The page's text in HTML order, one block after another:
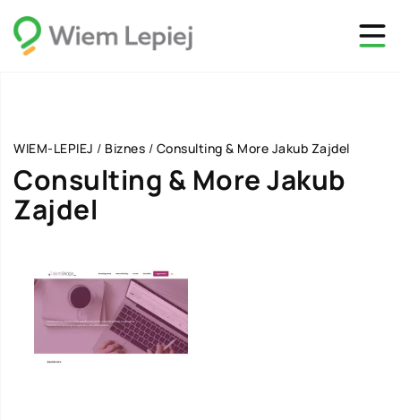
WIEM-LEPIEJ / Biznes / Consulting & More Jakub Zajdel
Consulting & More Jakub
Zajdel